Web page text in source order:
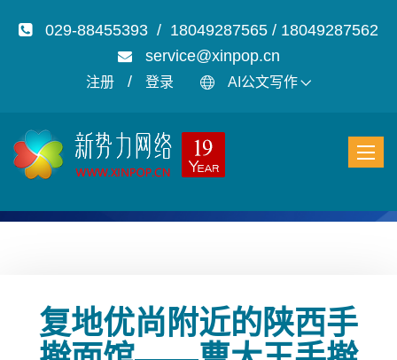
029-88455393 / 18049287565 / 18049287562
service@xinpop.cn
注册 / 登录 AI公文写作
复地优尚附近的陕西手